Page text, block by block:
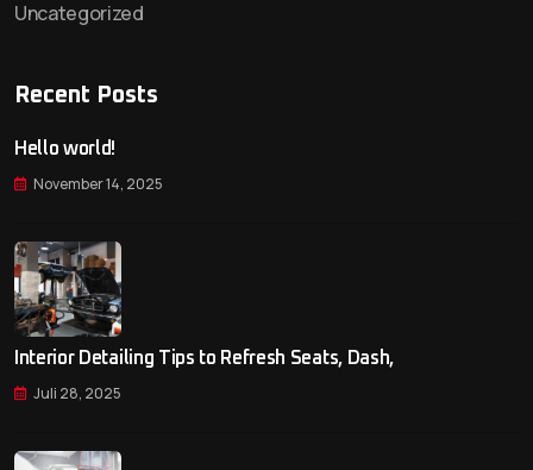
Uncategorized
Recent Posts
Hello world!
November 14, 2025
Interior Detailing Tips to Refresh Seats, Dash,
Juli 28, 2025